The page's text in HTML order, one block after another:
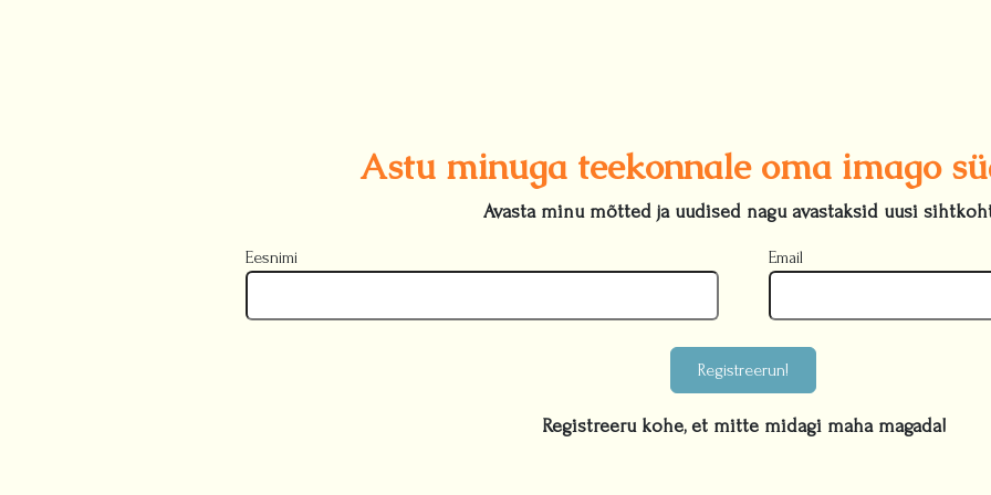
Astu minuga teekonnale oma imago
Avasta minu mõtted ja uudised nagu avastaksid uusi
Eesnimi Email
Registreerun!
Registreeru kohe, et mitte midagi maha magada!